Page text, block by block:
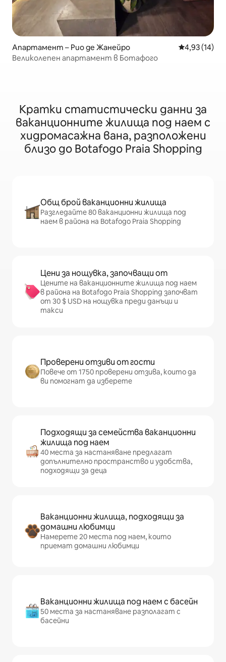
Апартамент – Рио де Жанейро Средна
4,93 (14)
Великолепен апартамент в Ботафого
Кратки статистически данни за
ваканционните жилища под наем с
хидромасажна вана, разположени
близо до Botafogo Praia Shopping
Общ брой ваканционни жилища
Разгледайте 80 ваканционни жилища под
наем в района на Botafogo Praia Shopping
Цени за нощувка, започващи от
Цените на ваканционните жилища под наем
в района на Botafogo Praia Shopping започват
от 30 $ USD на нощувка преди данъци и
такси
Проверени отзиви от гости
Повече от 1750 проверени отзива, които да
ви помогнат да изберете
Подходящи за семейства ваканционни
жилища под наем
40 места за настаняване предлагат
допълнително пространство и удобства,
подходящи за деца
Ваканционни жилища, подходящи за
домашни любимци
Намерете 20 места под наем, които
приемат домашни любимци
Ваканционни жилища под наем с басейн
50 места за настаняване разполагат с
басейни